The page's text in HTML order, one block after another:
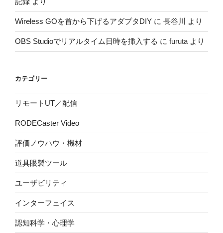
Wireless GOを首から下げるアダプタDIY に 長谷川 より
OBS Studioでリアルタイム日時を挿入する に furuta より
カテゴリー
リモートUT／配信
RODECaster Video
評価ノウハウ・機材
道具眼製ツール
ユーザビリティ
インターフェイス
認知科学・心理学